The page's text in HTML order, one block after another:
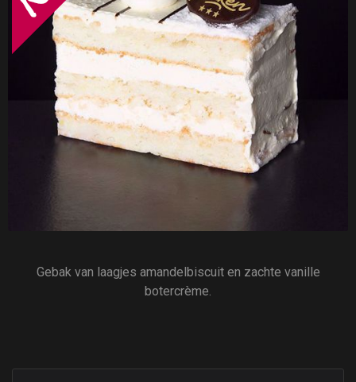
Gebak van laagjes amandelbiscuit en zachte vanille
botercrème.